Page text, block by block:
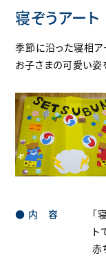
寝ぞうアート
季節に沿った寝相ア
お子さまの可愛い姿
内 容
「
ト
赤